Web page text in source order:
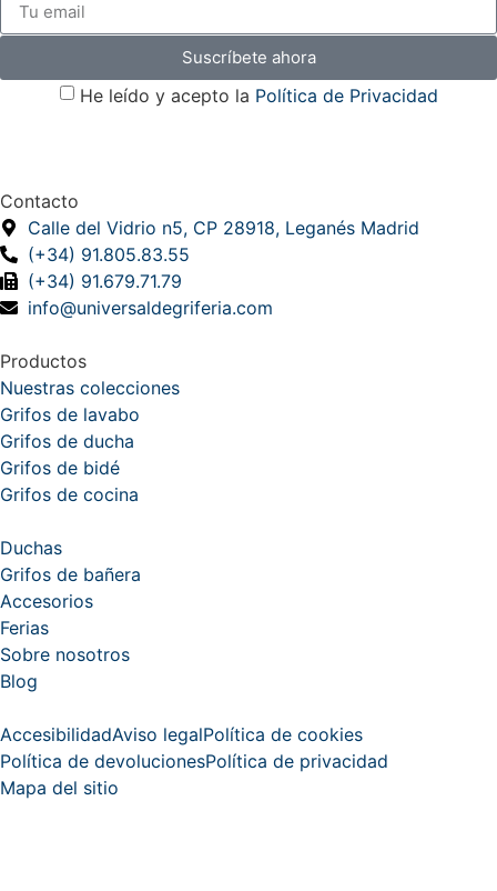
Suscríbete ahora
He leído y acepto la Política de Privacidad
Contacto
Calle del Vidrio n5, CP 28918, Leganés Madrid
(+34) 91.805.83.55
(+34) 91.679.71.79
info@universaldegriferia.com
Productos
Nuestras colecciones
Grifos de lavabo
Grifos de ducha
Grifos de bidé
Grifos de cocina
Duchas
Grifos de bañera
Accesorios
Ferias
Sobre nosotros
Blog
AccesibilidadAviso legalPolítica de cookies
Política de devolucionesPolítica de privacidad
Mapa del sitio